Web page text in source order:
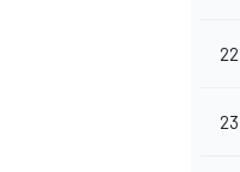
22
23